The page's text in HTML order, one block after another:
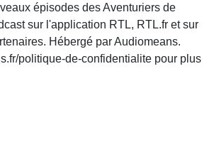
épisodes des Aventuriers de
sur l'application RTL, RTL.fr et sur
Hébergé par Audiomeans.
politique-de-confidentialite pour plus